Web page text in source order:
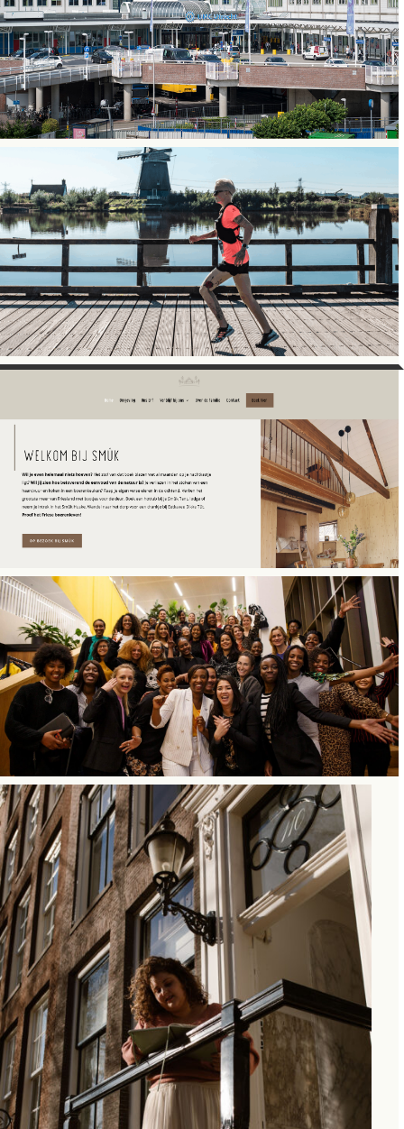
SOCIAL MEDIA
SPECIALIST
UMC Utrecht
WEBSITE COPY
WEBSITE COPY
Smûk Recreatie
INSTAGRAM REELS &
WEBSITE COPY
Hustle & Heart